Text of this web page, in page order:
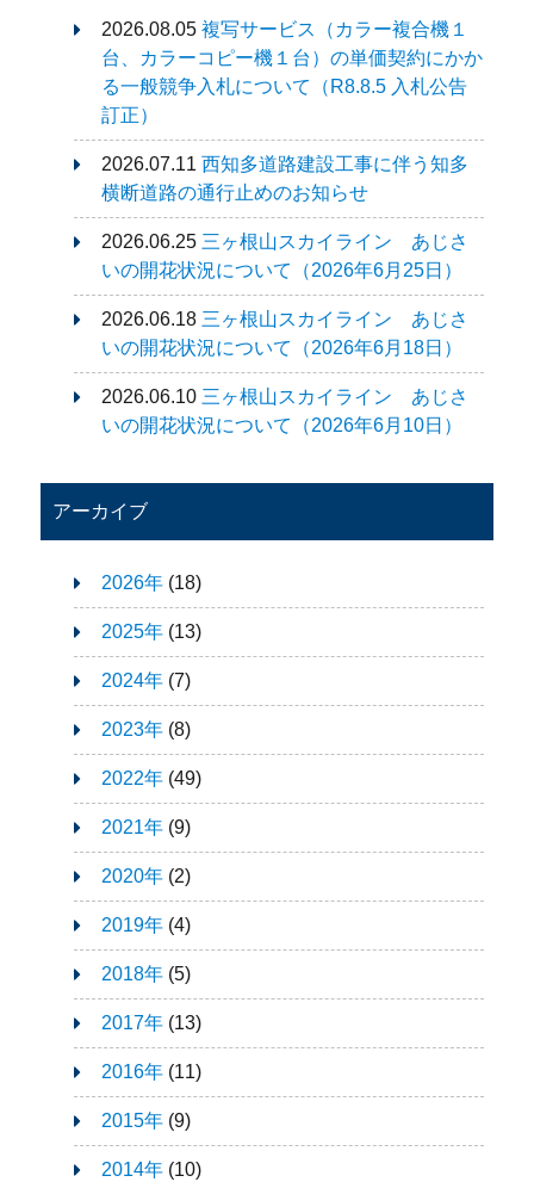
2026.08.05 複写サービス（カラー複合機１
台、カラーコピー機１台）の単価契約にかか
る一般競争入札について（R8.8.5 入札公告
訂正）
2026.07.11 西知多道路建設工事に伴う知多
横断道路の通行止めのお知らせ
2026.06.25 三ヶ根山スカイライン あじさ
いの開花状況について（2026年6月25日）
2026.06.18 三ヶ根山スカイライン あじさ
いの開花状況について（2026年6月18日）
2026.06.10 三ヶ根山スカイライン あじさ
いの開花状況について（2026年6月10日）
アーカイブ
2026年(18)
2025年(13)
2024年(7)
2023年(8)
2022年(49)
2021年(9)
2020年(2)
2019年(4)
2018年(5)
2017年(13)
2016年(11)
2015年(9)
2014年(10)